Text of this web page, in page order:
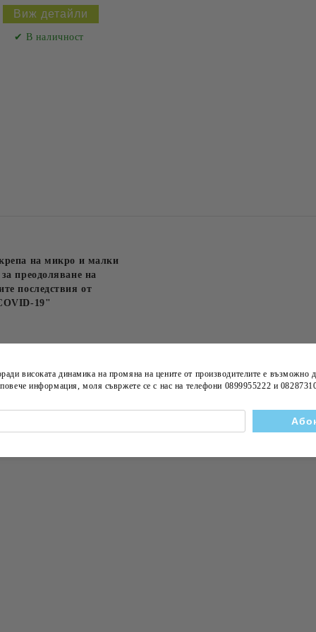
Виж детайли
✔ В наличност
на микро и малки
преодоляване на
последствия от
19"
високата динамика на промяна на цените от производителите е възможно
информация, моля съвржете се с нас на телефони 0899955222 и